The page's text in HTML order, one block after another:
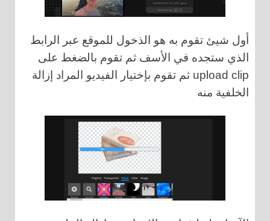
أول شيئ تقوم به هو الذخول للموقع عبر الرابط
الذي ستجده في الأسف ثم تقوم بالضغط على
upload clip ثم تقوم بإختيار الفيديو المراد إزالة
الخلفية منه